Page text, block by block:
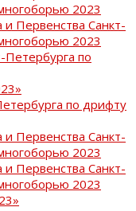
2023
Первенства Санкт-
2023
Петербурга по
по дрифту
Первенства Санкт-
2023
Первенства Санкт-
2023